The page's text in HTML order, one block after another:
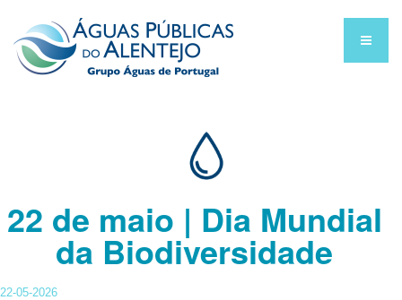
22 de maio | Dia Mundial
da Biodiversidade
22-05-2026